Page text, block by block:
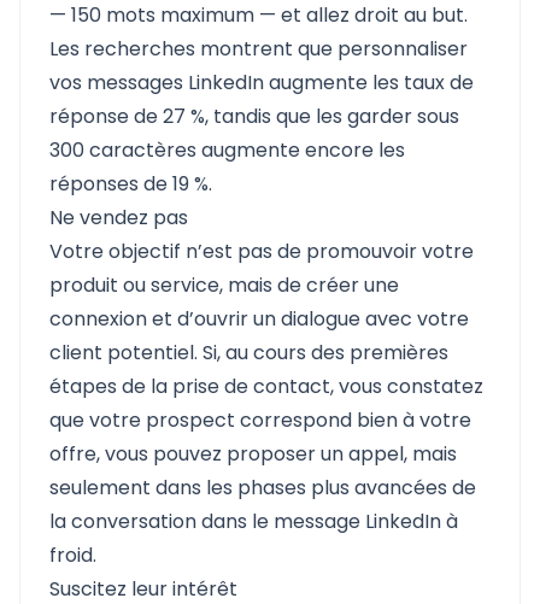
— 150 mots maximum — et allez droit au but.
Les recherches montrent que personnaliser
vos messages LinkedIn augmente les taux de
réponse de 27 %, tandis que les garder sous
300 caractères augmente encore les
réponses de 19 %.
Ne vendez pas
Votre objectif n’est pas de promouvoir votre
produit ou service, mais de créer une
connexion et d’ouvrir un dialogue avec votre
client potentiel. Si, au cours des premières
étapes de la prise de contact, vous constatez
que votre prospect correspond bien à votre
offre, vous pouvez proposer un appel, mais
seulement dans les phases plus avancées de
la conversation dans le message LinkedIn à
froid.
Suscitez leur intérêt